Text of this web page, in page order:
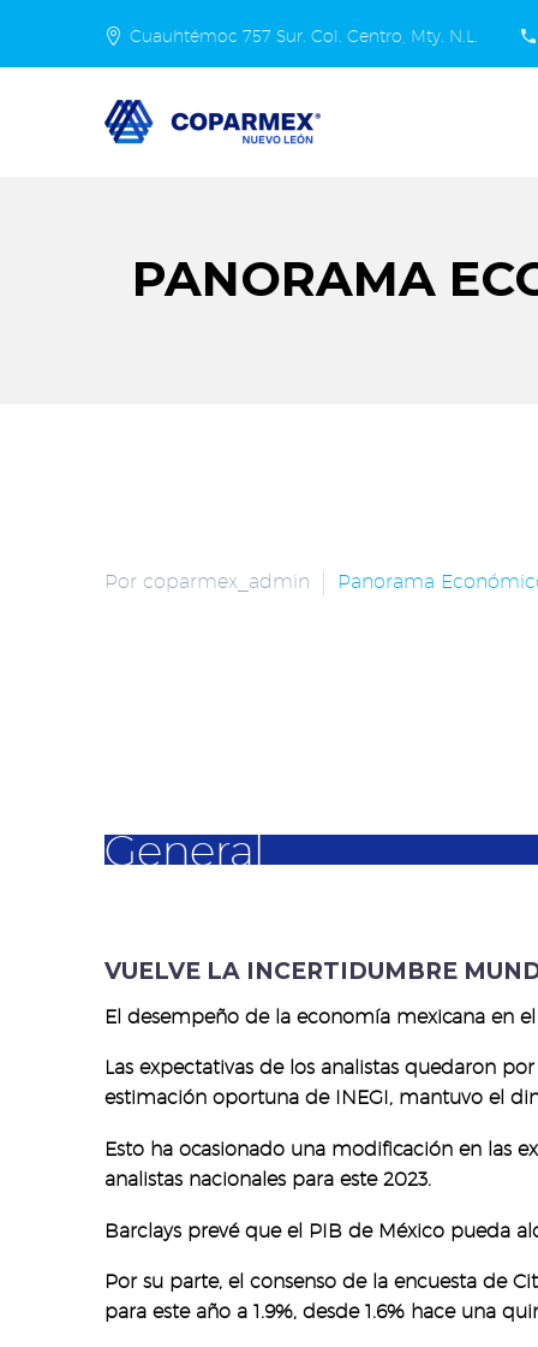
Cuauhtémoc 757 Sur. Col. Centro, Mty. N.L.
PANORAMA
Por coparmex_admin Panorama
General
VUELVE LA INCERTIDUMBRE
El desempeño de la economía mexicana en
Las expectativas de los analistas quedaron
estimación oportuna de INEGI, mantuvo el
Esto ha ocasionado una modificación en las
analistas nacionales para este 2023.
Barclays prevé que el PIB de México pueda
Por su parte, el consenso de la encuesta de
para este año a 1.9%, desde 1.6% hace una